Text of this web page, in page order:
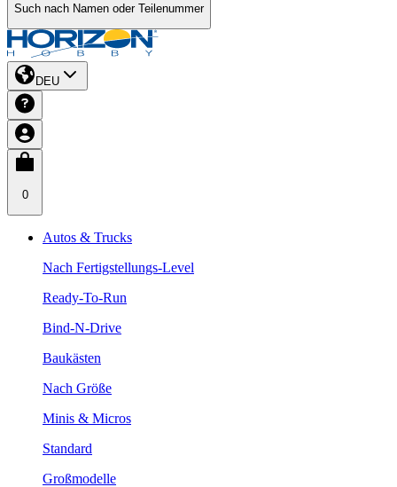
Such nach Namen oder Teilenummer
DEU
0
Autos & Trucks
Nach Fertigstellungs-Level
Ready-To-Run
Bind-N-Drive
Baukästen
Nach Größe
Minis & Micros
Standard
Großmodelle